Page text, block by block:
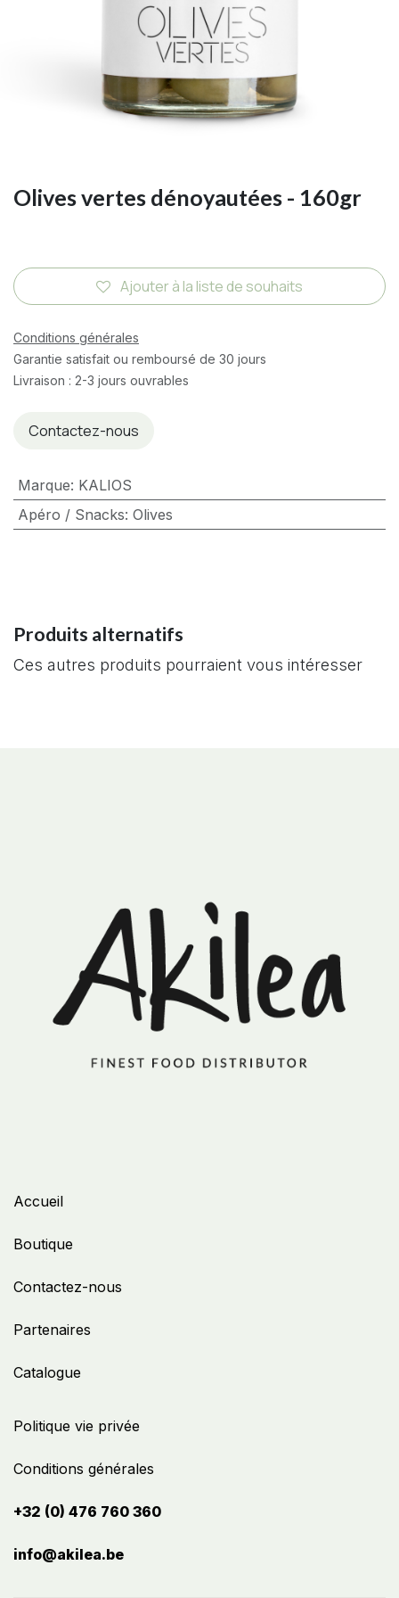
Olives vertes dénoyautées - 160gr
Ajouter à la liste de souhaits
Conditions générales
Garantie satisfait ou remboursé de 30 jours
Livraison : 2-3 jours ouvrables
Contactez-nous
Marque: KALIOS
Apéro / Snacks: Olives
Produits alternatifs
Ces autres produits pourraient vous intéresser
Politique vie privée
Conditions générales
+32 (0) 476 760 360
info@akilea.be​
Accueil
Boutique
Contactez-nous
Partenaires
Catalogue